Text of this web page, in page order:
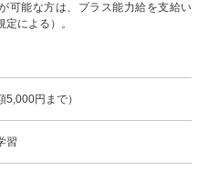
可能な方は、プラス能力給を支給い
による）。
円まで）
習